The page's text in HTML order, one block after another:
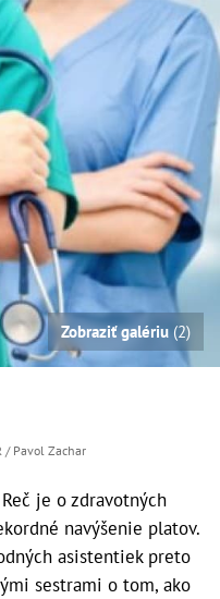
Zobraziť galériu (2)
/ Pavol Zachar
Reč je o zdravotných
navýšenie platov.
asistentiek preto
sestrami o tom, ako